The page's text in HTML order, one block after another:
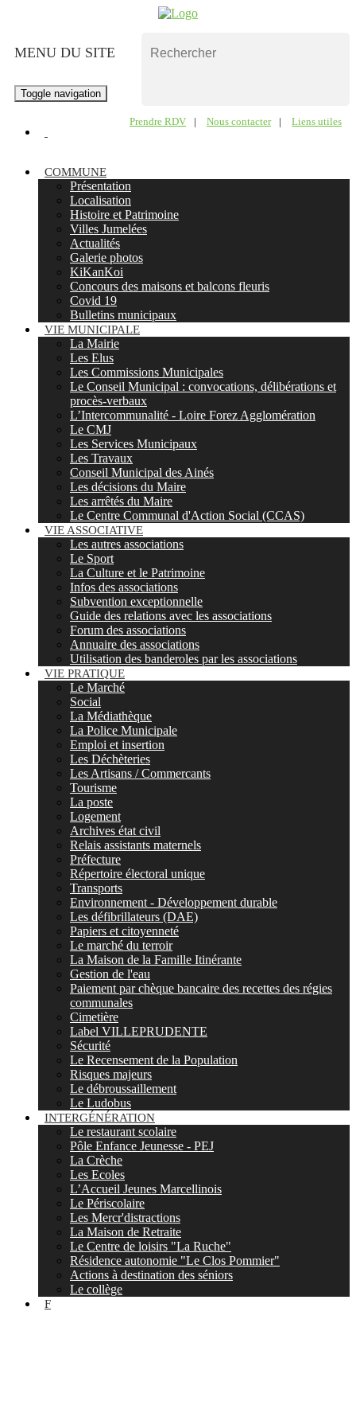
Prendre RDV | Nous contacter | Liens utiles
MENU DU SITE
Toggle navigation
COMMUNE
Présentation
Localisation
Histoire et Patrimoine
Villes Jumelées
Actualités
Galerie photos
KiKanKoi
Concours des maisons et balcons fleuris
Covid 19
Bulletins municipaux
VIE MUNICIPALE
La Mairie
Les Elus
Les Commissions Municipales
Le Conseil Municipal : convocations, délibérations et
procès-verbaux
L’Intercommunalité - Loire Forez Agglomération
Le CMJ
Les Services Municipaux
Les Travaux
Conseil Municipal des Ainés
Les décisions du Maire
Les arrêtés du Maire
Le Centre Communal d'Action Social (CCAS)
VIE ASSOCIATIVE
Les autres associations
Le Sport
La Culture et le Patrimoine
Infos des associations
Subvention exceptionnelle
Guide des relations avec les associations
Forum des associations
Annuaire des associations
Utilisation des banderoles par les associations
VIE PRATIQUE
Le Marché
Social
La Médiathèque
La Police Municipale
Emploi et insertion
Les Déchèteries
Les Artisans / Commercants
Tourisme
La poste
Logement
Archives état civil
Relais assistants maternels
Préfecture
Répertoire électoral unique
Transports
Environnement - Développement durable
Les défibrillateurs (DAE)
Papiers et citoyenneté
Le marché du terroir
La Maison de la Famille Itinérante
Gestion de l'eau
Paiement par chèque bancaire des recettes des régies
communales
Cimetière
Label VILLEPRUDENTE
Sécurité
Le Recensement de la Population
Risques majeurs
Le débroussaillement
Le Ludobus
INTERGÉNÉRATION
Le restaurant scolaire
Pôle Enfance Jeunesse - PEJ
La Crèche
Les Ecoles
L’Accueil Jeunes Marcellinois
Le Périscolaire
Les Mercr'distractions
La Maison de Retraite
Le Centre de loisirs "La Ruche"
Résidence autonomie "Le Clos Pommier"
Actions à destination des séniors
Le collège
F